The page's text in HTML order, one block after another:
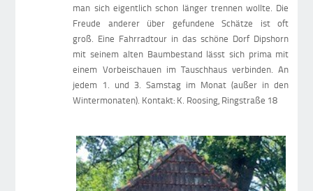
man sich eigentlich schon länger trennen wollte. Die
Freude anderer über gefundene Schätze ist oft
groß. Eine Fahrradtour in das schöne Dorf Dipshorn
mit seinem alten Baumbestand lässt sich prima mit
einem Vorbeischauen im Tauschhaus verbinden. An
jedem 1. und 3. Samstag im Monat (außer in den
Wintermonaten). Kontakt: K. Roosing, Ringstraße 18